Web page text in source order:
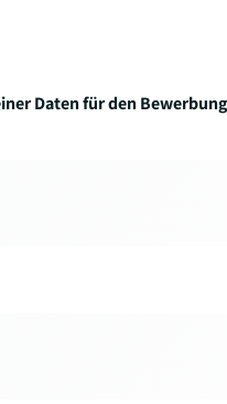
Daten für den